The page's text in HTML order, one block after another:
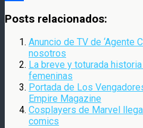
Posts relacionados:
Anuncio de TV de ‘Agente
nosotros
La breve y toturada
femeninas
Portada de Los
Empire Magazine
Cosplayers de Marvel
comics